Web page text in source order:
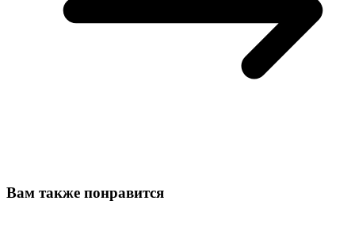
Вам также понравится